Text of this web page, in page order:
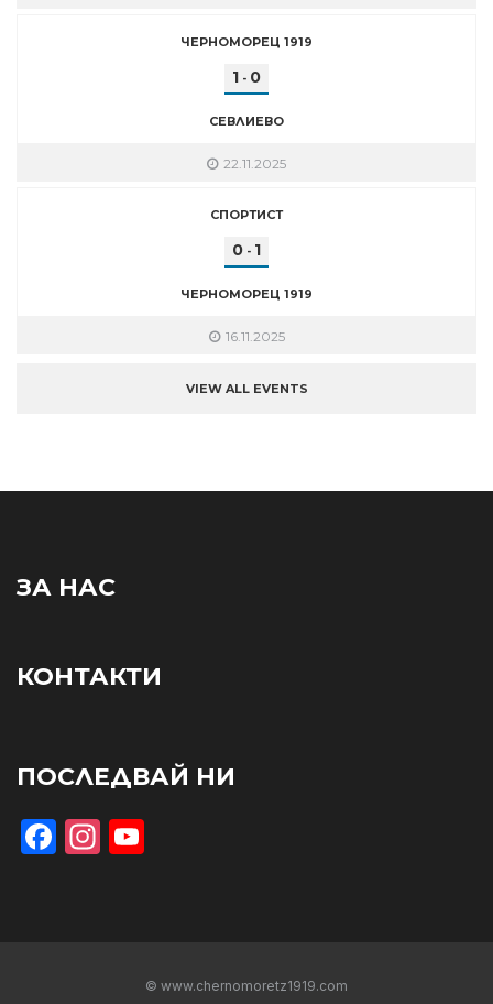
ЧЕРНОМОРЕЦ 1919
1 - 0
СЕВЛИЕВО
22.11.2025
СПОРТИСТ
0 - 1
ЧЕРНОМОРЕЦ 1919
16.11.2025
VIEW ALL EVENTS
ЗА НАС
КОНТАКТИ
ПОСЛЕДВАЙ НИ
Facebook
Instagram
© www.chernomoretz1919.com